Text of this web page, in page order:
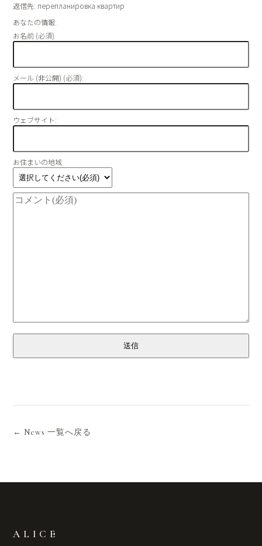
返信先: перепланировка квартир
あなたの情報:
お名前 (必須)
メール (非公開) (必須):
ウェブサイト:
お住まいの地域
送信
← News 一覧へ戻る
ALICE